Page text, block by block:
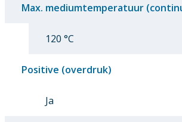
Max. mediumtemperatuur
120 °C
Positive (overdruk)
Ja